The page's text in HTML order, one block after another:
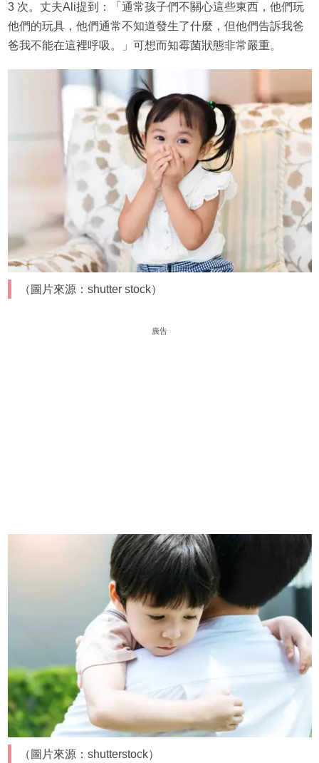
3 次。丈夫Ali提到：「通常孩子們不關心這些東西，他們玩
他們的玩具，他們通常不知道發生了什麼，但他們告訴我爸
爸我不能在這裡呼吸。」可想而知霉菌狀態非常嚴重。
（圖片來源：shutter stock）
廣告
（圖片來源：shutterstock）